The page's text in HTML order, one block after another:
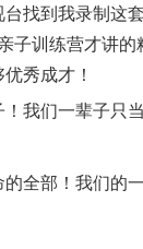
台找到我录制这
子训练营才讲
秀成才！
我们一辈子只
全部！我们的